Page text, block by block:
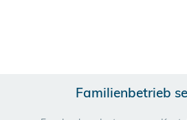
Familienbetrieb